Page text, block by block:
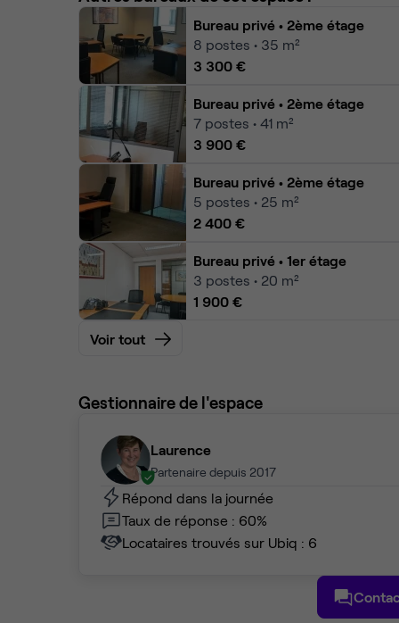
Bureau privé • 2ème étage
8 postes • 35 m²
3 300 €
Bureau privé • 2ème étage
7 postes • 41 m²
3 900 €
Bureau privé • 2ème étage
5 postes • 25 m²
2 400 €
Bureau privé • 1er étage
3 postes • 20 m²
1 900 €
Voir tout
Gestionnaire de l'espace
Laurence
Partenaire depuis 2017
Répond dans la journée
Taux de réponse : 60%
Locataires trouvés sur Ubiq : 6